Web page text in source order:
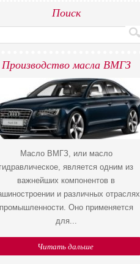
Поиск
Производство масла ВМГЗ
Масло ВМГЗ, или масло
гидравлическое, является одним из
важнейших компонентов в
и различных отраслях
промышленности. Оно применяется
для...
Читать дальше